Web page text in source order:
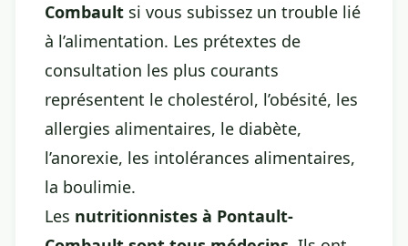
Combault si vous subissez un trouble lié
à l’alimentation. Les prétextes de
consultation les plus courants
représentent le cholestérol, l’obésité, les
allergies alimentaires, le diabète,
l’anorexie, les intolérances alimentaires,
la boulimie.
Les nutritionnistes à Pontault-